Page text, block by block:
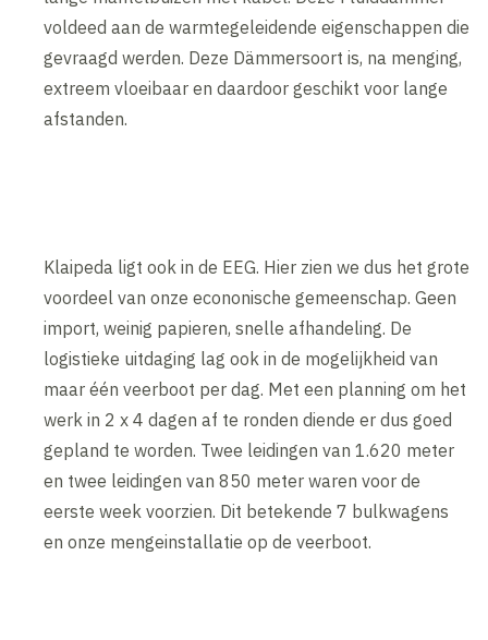
voldeed aan de warmtegeleidende eigenschappen die
gevraagd werden. Deze Dämmersoort is, na menging,
extreem vloeibaar en daardoor geschikt voor lange
afstanden.
Klaipeda ligt ook in de EEG. Hier zien we dus het grote
voordeel van onze econonische gemeenschap. Geen
import, weinig papieren, snelle afhandeling. De
logistieke uitdaging lag ook in de mogelijkheid van
maar één veerboot per dag. Met een planning om het
werk in 2 x 4 dagen af te ronden diende er dus goed
gepland te worden. Twee leidingen van 1.620 meter
en twee leidingen van 850 meter waren voor de
eerste week voorzien. Dit betekende 7 bulkwagens
en onze mengeinstallatie op de veerboot.